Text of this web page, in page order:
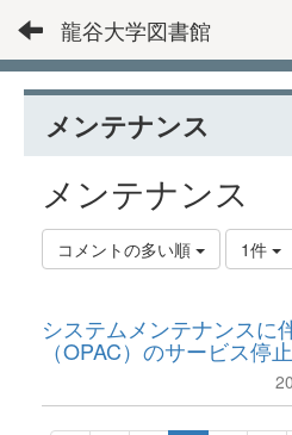
龍谷大学図書館
メンテナンス
メンテナンス
コメントの多い順 1件
システムメンテナンスに
（OPAC）のサービス停